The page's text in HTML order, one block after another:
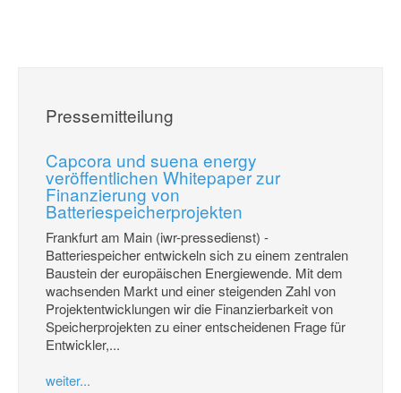
Pressemitteilung
Capcora und suena energy
veröffentlichen Whitepaper zur
Finanzierung von
Batteriespeicherprojekten
Frankfurt am Main (iwr-pressedienst) -
Batteriespeicher entwickeln sich zu einem zentralen
Baustein der europäischen Energiewende. Mit dem
wachsenden Markt und einer steigenden Zahl von
Projektentwicklungen wir die Finanzierbarkeit von
Speicherprojekten zu einer entscheidenen Frage für
Entwickler,...
weiter...